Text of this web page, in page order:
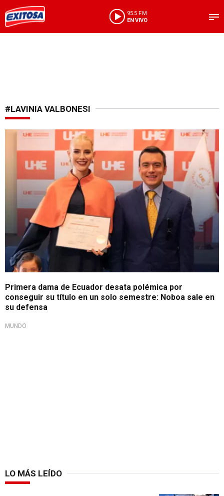
95.5 FM
EN VIVO
#LAVINIA VALBONESI
Cuestionamientos académicos
Primera dama de Ecuador desata polémica por
conseguir su título en un solo semestre: Noboa sale en
su defensa
MUNDO
LO MÁS LEÍDO